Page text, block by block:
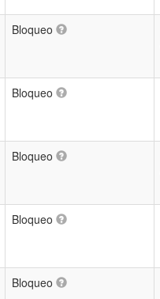
Bloqueo
Bloqueo
Bloqueo
Bloqueo
Bloqueo